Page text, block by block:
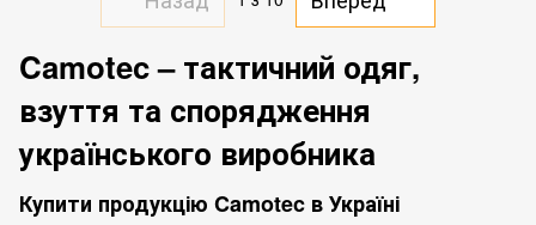
Camotec – тактичний одяг,
взуття та спорядження
українського виробника
Купити продукцію Camotec в Україні